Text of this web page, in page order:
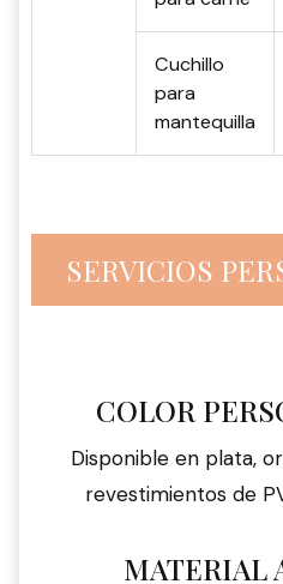
Cuchillo
para
mantequilla
SERVICIOS
COLOR
Disponible en plata,
revestimientos de
MATERIAL